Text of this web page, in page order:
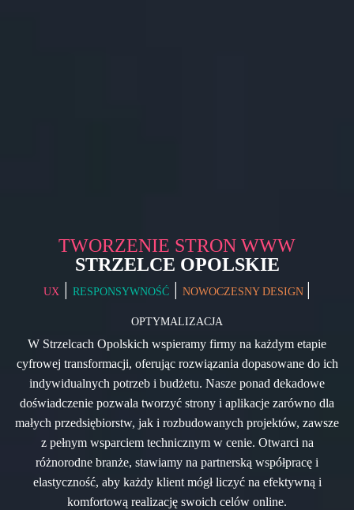
TWORZENIE STRON WWW
STRZELCE OPOLSKIE
UX | RESPONSYWNOŚĆ | NOWOCZESNY DESIGN |
OPTYMALIZACJA
W Strzelcach Opolskich wspieramy firmy na każdym etapie
cyfrowej transformacji, oferując rozwiązania dopasowane do ich
indywidualnych potrzeb i budżetu. Nasze ponad dekadowe
doświadczenie pozwala tworzyć strony i aplikacje zarówno dla
małych przedsiębiorstw, jak i rozbudowanych projektów, zawsze
z pełnym wsparciem technicznym w cenie. Otwarci na
różnorodne branże, stawiamy na partnerską współpracę i
elastyczność, aby każdy klient mógł liczyć na efektywną i
komfortową realizację swoich celów online.